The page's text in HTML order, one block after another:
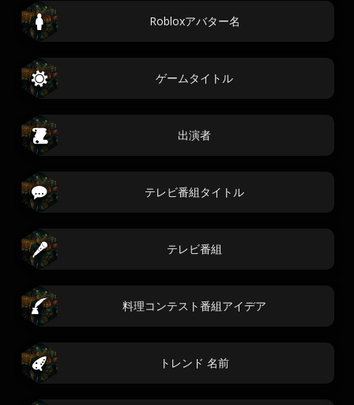
Robloxアバター名
ゲームタイトル
出演者
テレビ番組タイトル
テレビ番組
料理コンテスト番組アイデア
トレンド 名前